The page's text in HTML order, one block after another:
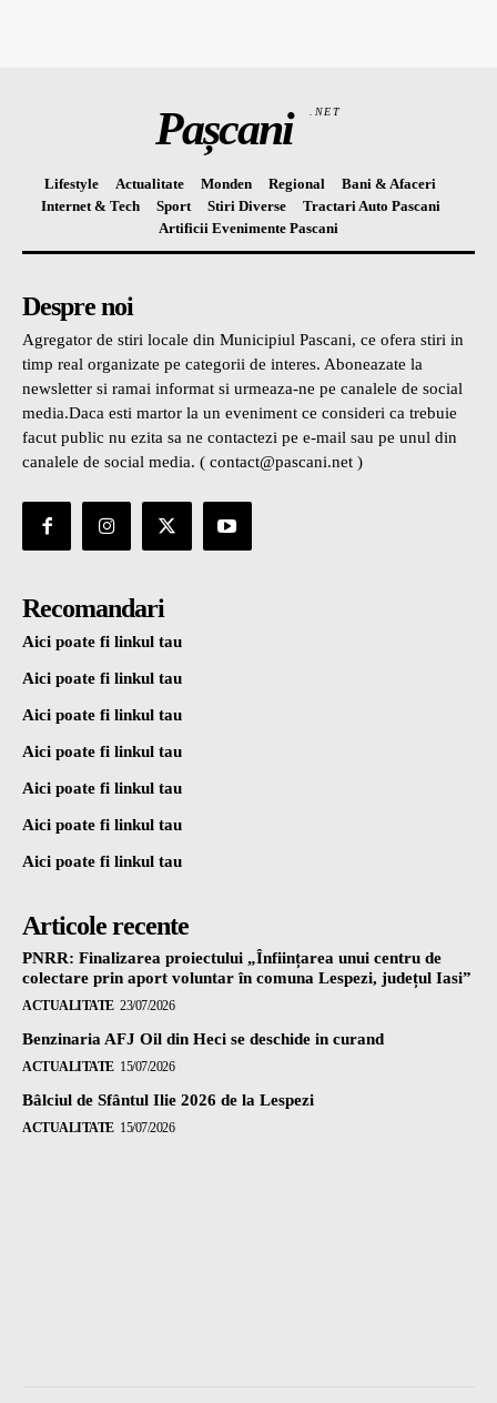
Pașcani .NET
Lifestyle Actualitate Monden Regional
Bani & Afaceri
Internet & Tech
Sport Stiri Diverse
Tractari Auto Pascani
Artificii Evenimente Pascani
Despre noi
Agregator de stiri locale din Municipiul Pascani, ce ofera stiri in
timp real organizate pe categorii de interes. Aboneazate la
newsletter si ramai informat si urmeaza-ne pe canalele de social
media.Daca esti martor la un eveniment ce consideri ca trebuie
facut public nu ezita sa ne contactezi pe e-mail sau pe unul din
canalele de social media. ( contact@pascani.net )
Recomandari
Aici poate fi linkul tau
Aici poate fi linkul tau
Aici poate fi linkul tau
Aici poate fi linkul tau
Aici poate fi linkul tau
Aici poate fi linkul tau
Aici poate fi linkul tau
Articole recente
PNRR: Finalizarea proiectului „Înființarea unui centru de
colectare prin aport voluntar în comuna Lespezi, județul Iasi”
ACTUALITATE 23/07/2026
Benzinaria AFJ Oil din Heci se deschide in curand
ACTUALITATE 15/07/2026
Bâlciul de Sfântul Ilie 2026 de la Lespezi
ACTUALITATE 15/07/2026